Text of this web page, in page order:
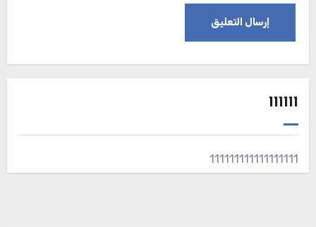
111111
111111111111111111